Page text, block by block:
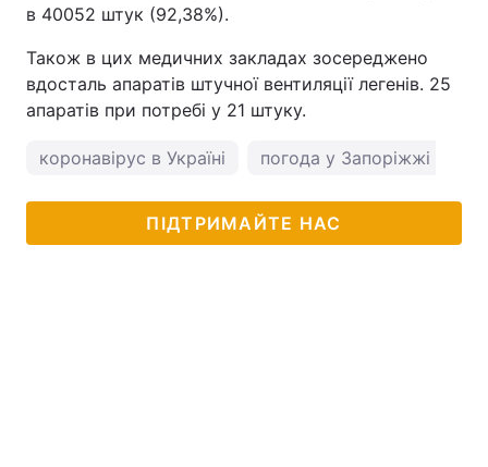
в 40052 штук (92,38%).
Також в цих медичних закладах зосереджено
вдосталь апаратів штучної вентиляції легенів. 25
апаратів при потребі у 21 штуку.
коронавірус в Україні погода у Запоріжжі
ПІДТРИМАЙТЕ НАС